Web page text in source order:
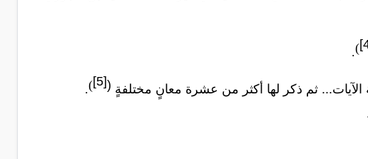
)
.
الآيات... ثم ذكر لها أكثر من عشرة معانٍ مختلفةٍ (
[5]
)
.